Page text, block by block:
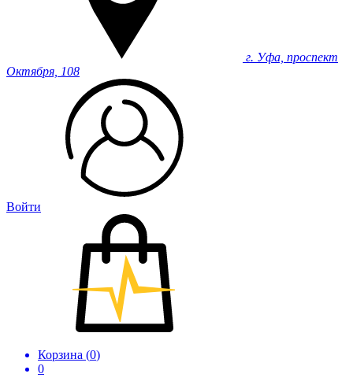
г. Уфа, проспект
Октября, 108
Войти
Корзина (0)
0